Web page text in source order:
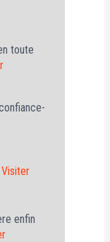
toute
Visiter
enfin